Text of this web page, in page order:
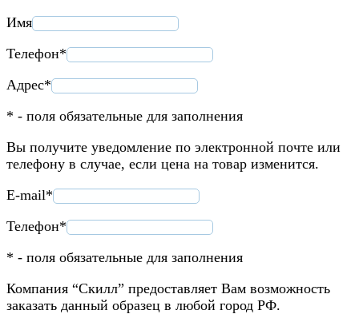
Имя
Телефон*
Адрес*
* - поля обязательные для заполнения
Вы получите уведомление по электронной почте или
телефону в случае, если цена на товар изменится.
E-mail*
Телефон*
* - поля обязательные для заполнения
Компания “Скилл” предоставляет Вам возможность
заказать данный образец в любой город РФ.